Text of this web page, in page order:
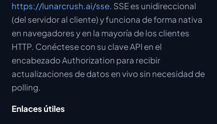
https://lunarcrush.ai/sse. SSE es unidireccional
(del servidor al cliente) y funciona de forma nativa
en navegadores y en la mayoría de los clientes
HTTP. Conéctese con su clave API en el
encabezado Authorization para recibir
actualizaciones de datos en vivo sin necesidad de
polling.
Enlaces útiles